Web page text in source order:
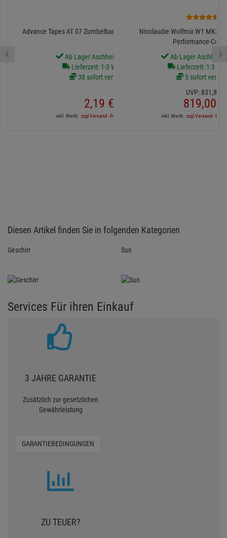
Advance Tapes AT 07 Zumbelband 19mm/20m schwarz
Ab Lager Aschheim lieferbar
Lieferzeit: 1-3 Werktage
38 sofort verfügbar
2,19 €
inkl. MwSt. zzgl Versand - frei ab 90,-€ in DE
Nicolaudie Wolfmix W1 MK3 -
Performance-
Ab Lager
Lieferzeit: 1-3
5 sofort
UVP: 831,81
819,00
inkl. MwSt. zzgl Versand - frei
‹ ›
Diesen Artikel finden Sie in folgenden Kategorien
Geschirr Sun
Services Für ihren Einkauf
3 JAHRE GARANTIE
Zusätzlich zur gesetzlichen
Gewährleistung
GARANTIEBEDINGUNGEN
ZU TEUER?